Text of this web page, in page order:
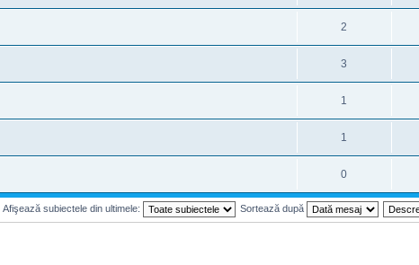
2
3
1
1
0
Afişează subiectele din ultimele: Sortează după